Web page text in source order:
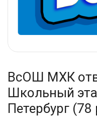
ВсОШ МХК
Школьный
Петербург